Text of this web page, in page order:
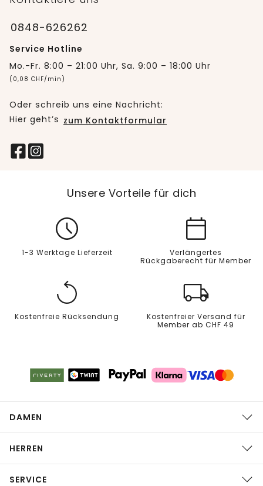
0848-626262
Service Hotline
Mo.-Fr. 8:00 – 21:00 Uhr, Sa. 9:00 – 18:00 Uhr
(0,08 CHF/min)
Oder schreib uns eine Nachricht:
Hier geht’s zum Kontaktformular
Unsere Vorteile für dich
1-3 Werktage Lieferzeit
Verlängertes
Rückgaberecht für Member
Kostenfreie Rücksendung
Kostenfreier Versand für
Member ab CHF 49
DAMEN
HERREN
SERVICE